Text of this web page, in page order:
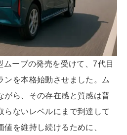
ーブの発売を受けて、7代目
ンを本格始動させました。ム
がら、その存在感と質感は普
らないレベルにまで到達して
を維持し続けるために、